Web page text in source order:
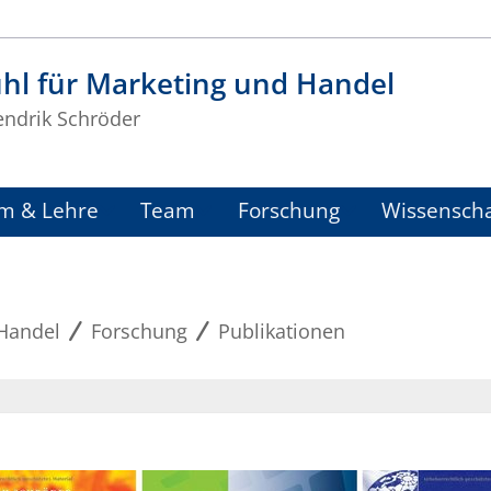
für Marketing und Handel
Schröder
& Lehre Team Forschung
Forschung Publikationen